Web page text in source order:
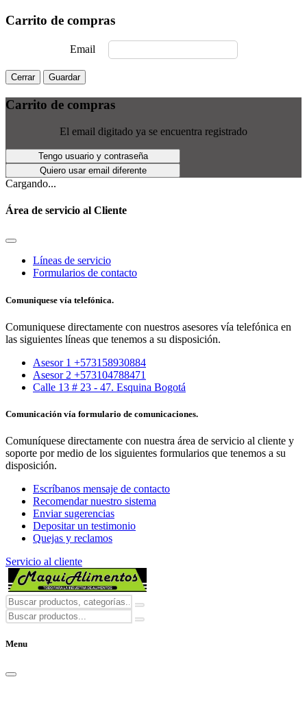
Carrito de compras
Email
Cerrar Guardar
Carrito de compras
El email digitado ya se encuentra registrado
Tengo usuario y contraseña
Quiero usar email diferente
Cargando...
Área de servicio al Cliente
Líneas de servicio
Formularios de contacto
Comuniquese vía telefónica.
Comuniquese directamente con nuestros asesores vía telefónica en
las siguientes líneas que tenemos a su disposición.
Asesor 1 +573158930884
Asesor 2 +573104788471
Calle 13 # 23 - 47. Esquina Bogotá
Comunicación vía formulario de comunicaciones.
Comuníquese directamente con nuestra área de servicio al cliente y
soporte por medio de los siguientes formularios que tenemos a su
disposición.
Escríbanos mensaje de contacto
Recomendar nuestro sistema
Enviar sugerencias
Depositar un testimonio
Quejas y reclamos
Servicio al cliente
Menu